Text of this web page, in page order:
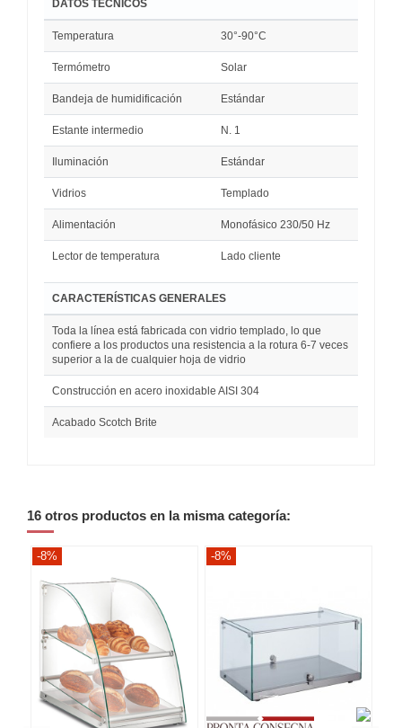
DATOS TÉCNICOS
Temperatura 30°-90°C
Termómetro Solar
Bandeja de humidificación Estándar
Estante intermedio N. 1
Iluminación Estándar
Vidrios Templado
Alimentación Monofásico 230/50 Hz
Lector de temperatura Lado cliente
CARACTERÍSTICAS GENERALES
Toda la línea está fabricada con vidrio templado, lo que
confiere a los productos una resistencia a la rotura 6-7 veces
superior a la de cualquier hoja de vidrio
Construcción en acero inoxidable AISI 304
Acabado Scotch Brite
16 otros productos en la misma categoría:
-8% -8%